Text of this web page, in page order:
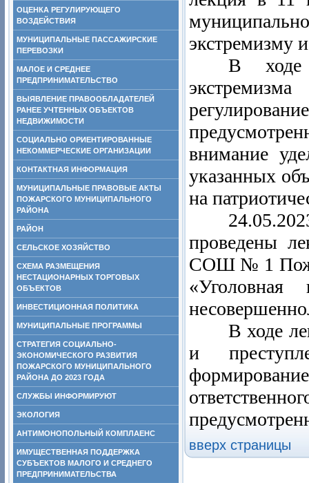
ОЦЕНКА РЕГУЛИРУЮЩЕГО
ВОЗДЕЙСТВИЯ
МУНИЦИПАЛЬНЫЕ ПАССАЖИРСКИЕ
ПЕРЕВОЗКИ
МАЛОЕ И СРЕДНЕЕ
ПРЕДПРИНИМАТЕЛЬСТВО
ВЫЯВЛЕНИЕ ПРАВООБЛАДАТЕЛЕЙ
РАНЕЕ УЧТЕННЫХ ОБЪЕКТОВ
НЕДВИЖИМОСТИ
СОЦИАЛЬНО ОРИЕНТИРОВАННЫЕ
НЕКОММЕРЧЕСКИЕ ОРГАНИЗАЦИИ
КОНТАКТНАЯ ИНФОРМАЦИЯ
МУНИЦИПАЛЬНЫЕ ПРАВОВЫЕ АКТЫ
ПОЖАРСКОГО МУНИЦИПАЛЬНОГО
РАЙОНА
РАЙОН
СЕЛЬСКОЕ ХОЗЯЙСТВО
СХЕМА РАЗМЕЩЕНИЯ
НЕСТАЦИОНАРНЫХ ТОРГОВЫХ
ОБЪЕКТОВ
ИНВЕСТИЦИОННАЯ ПОЛИТИКА
МУНИЦИПАЛЬНЫЕ ПРОГРАММЫ
СТРАТЕГИЯ СОЦИАЛЬНО-
ЭКОНОМИЧЕСКОГО РАЗВИТИЯ
ПОЖАРСКОГО МУНИЦИПАЛЬНОГО
РАЙОНА ДО 2023 ГОДА
СЛУЖБЫ ИНФОРМИРУЮТ
ЭКОЛОГИЯ
АНТИМОНОПОЛЬНЫЙ КОМПЛАЕНС
ИМУЩЕСТВЕННАЯ ПОДДЕРЖКА
СУБЪЕКТОВ МАЛОГО И СРЕДНЕГО
ПРЕДПРИНИМАТЕЛЬСТВА
экстремизму
В ходе
внимание
указанных
на
проведены
СОШ № 1
«Уголовная
В ходе
и
вверх страницы